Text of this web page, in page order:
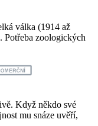
válka (1914 až
Potřeba zoologických
Když někdo své
mu snáze uvěří,